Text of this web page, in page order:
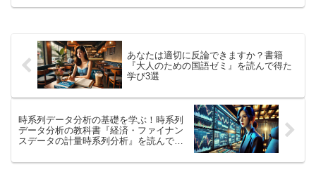
れるコンサルタントとは？」について1つの解を教えてくれる本書
ような走り始めのコンサルタントの方や、コンサルタントして飛躍し
たい方におすすめの1冊です！あなたは適切に反論できますか？書籍
『大人のための国語ゼミ』を読んで得た
学び3選
時系列データ分析の基礎を学ぶ！時系列
データ分析の教科書『経済・ファイナン
スデータの計量時系列分析』を読んで得